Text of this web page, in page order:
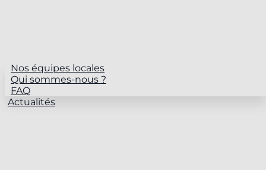
Nos équipes locales
Qui sommes-nous ?
FAQ
Actualités